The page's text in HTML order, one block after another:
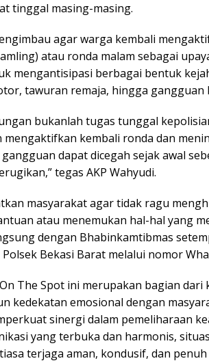
tinggal masing-masing.
agar warga kembali
atau ronda malam sebagai
mengantisipasi berbagai bentuk
tawuran remaja, hingga gangguan
bukanlah tugas tunggal
mengaktifkan kembali ronda dan
dapat dicegah sejak awal
tegas AKP Wahyudi.
masyarakat agar tidak ragu
atau menemukan hal-hal yang
dengan Bhabinkamtibmas
Polsek Bekasi Barat melalui nomor
The Spot ini merupakan bagian
kedekatan emosional dengan
sinergi dalam pemeliharaan
yang terbuka dan harmonis,
terjaga aman, kondusif, dan